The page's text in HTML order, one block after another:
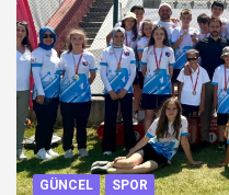
GÜNCEL SPOR